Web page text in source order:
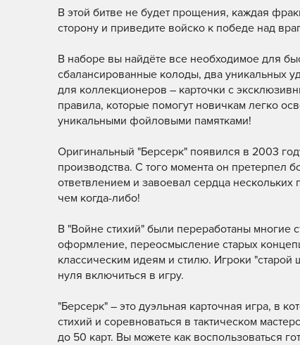
В этой битве не будет прощения, каждая
сторону и приведите войско к победе над
В наборе вы найдёте все необходимое для
сбалансированные колоды, два уникальных
для коллекционеров – карточки с
правила, которые помогут новичкам легко
уникальными фойловыми памятками!
Оригинальный "Берсерк" появился в 2003
производства. С того момента он претерпел
ответвлением и завоевал сердца
чем когда-либо!
В "Войне стихий" были переработаны
оформление, переосмысление старых
классическим идеям и стилю. Игроки
нуля включиться в игру.
"Берсерк" – это дуэльная карточная игра, в
стихий и соревноваться в тактическом
до 50 карт. Вы можете как воспользоваться